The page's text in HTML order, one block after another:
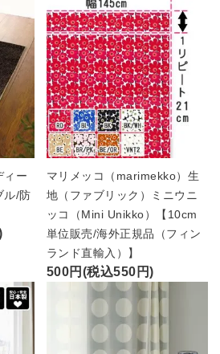
ィー
ル/防
マリメッコ（marimekko）生
地（ファブリック）ミニウニ
ッコ（Mini Unikko）【10cm
単位販売/海外正規品（フィン
ランド直輸入）】
500円(税込550円)